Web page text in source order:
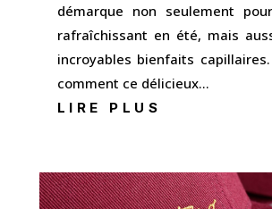
démarque non seulement
rafraîchissant en été, mais
incroyables bienfaits capillaires.
comment ce délicieux...
LIRE PLUS